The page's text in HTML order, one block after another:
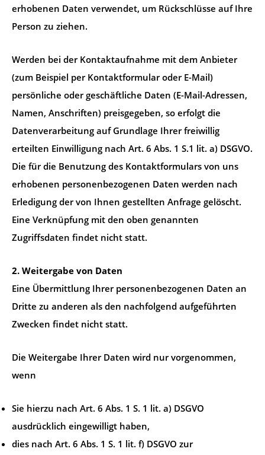
erhobenen Daten verwendet, um Rückschlüsse auf Ihre
Person zu ziehen.
Werden bei der Kontaktaufnahme mit dem Anbieter
(zum Beispiel per Kontaktformular oder E-Mail)
persönliche oder geschäftliche Daten (E-Mail-Adressen,
Namen, Anschriften) preisgegeben, so erfolgt die
Datenverarbeitung auf Grundlage Ihrer freiwillig
erteilten Einwilligung nach Art. 6 Abs. 1 S.1 lit. a) DSGVO.
Die für die Benutzung des Kontaktformulars von uns
erhobenen personenbezogenen Daten werden nach
Erledigung der von Ihnen gestellten Anfrage gelöscht.
Eine Verknüpfung mit den oben genannten
Zugriffsdaten findet nicht statt.
2. Weitergabe von Daten
Eine Übermittlung Ihrer personenbezogenen Daten an
Dritte zu anderen als den nachfolgend aufgeführten
Zwecken findet nicht statt.
Die Weitergabe Ihrer Daten wird nur vorgenommen,
wenn
Sie hierzu nach Art. 6 Abs. 1 S. 1 lit. a) DSGVO
ausdrücklich eingewilligt haben,
dies nach Art. 6 Abs. 1 S. 1 lit. f) DSGVO zur